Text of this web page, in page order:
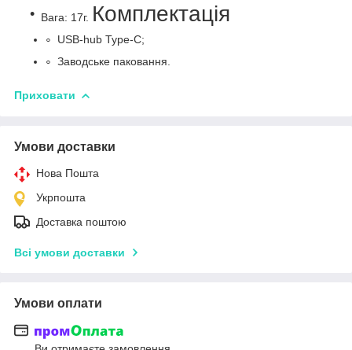
Вага: 17г. Комплектація
USB-hub Type-C;
Заводське паковання.
Приховати
Умови доставки
Нова Пошта
Укрпошта
Доставка поштою
Всі умови доставки
Умови оплати